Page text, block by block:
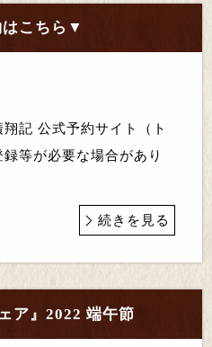
こちら▼
記 公式予約サイト（ト
等が必要な場合があり
続きを見る
ア』2022 端午節